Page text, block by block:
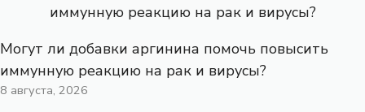
Могут ли добавки аргинина помочь повысить
иммунную реакцию на рак и вирусы?
8 августа, 2026